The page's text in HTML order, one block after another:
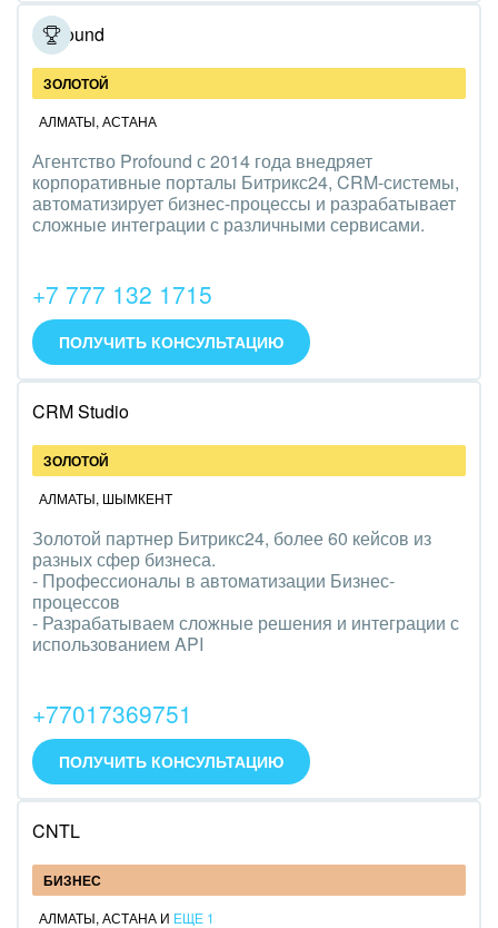
Полиграфия
Ритуальные услуги
Рынки и торговля
Связь и телекоммуникации
Финансы, бухгалтерия, банки
Электроэнергетика
Ювелирное дело
Юриспруденция
Profound
ЗОЛОТОЙ
АЛМАТЫ, АСТАНА
Агентство Profound с 2014 года внедряет
корпоративные порталы Битрикс24, CRM-системы,
автоматизирует бизнес-процессы и разрабатывает
сложные интеграции с различными сервисами.
+7 777 132 1715
ПОЛУЧИТЬ КОНСУЛЬТАЦИЮ
CRM Studio
ЗОЛОТОЙ
АЛМАТЫ, ШЫМКЕНТ
Золотой партнер Битрикс24, более 60 кейсов из
разных сфер бизнеса.
- Профессионалы в автоматизации Бизнес-
процессов
- Разрабатываем сложные решения и интеграции с
использованием API
+77017369751
ПОЛУЧИТЬ КОНСУЛЬТАЦИЮ
CNTL
БИЗНЕС
АЛМАТЫ, АСТАНА И ЕЩЕ 1